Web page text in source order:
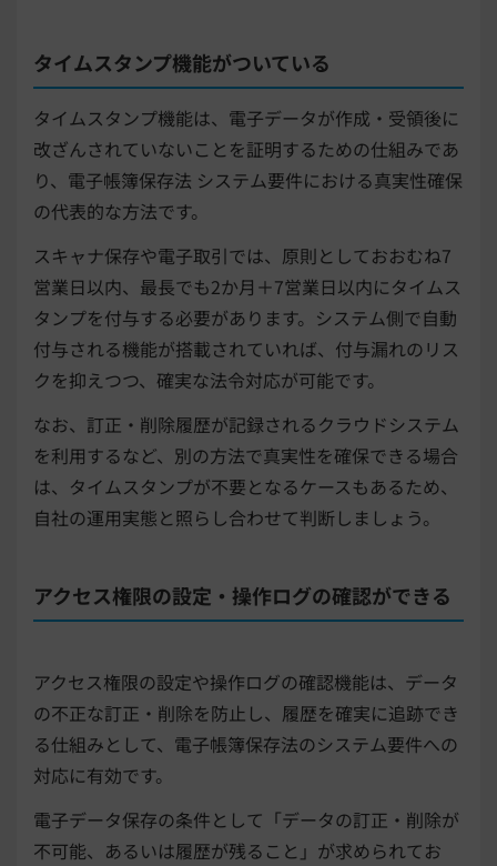
タイムスタンプ機能がついている
タイムスタンプ機能は、電子データが作成・受領後に
改ざんされていないことを証明するための仕組みであ
り、電子帳簿保存法 システム要件における真実性確保
の代表的な方法です。
スキャナ保存や電子取引では、原則としておおむね7
営業日以内、最長でも2か月＋7営業日以内にタイムス
タンプを付与する必要があります。システム側で自動
付与される機能が搭載されていれば、付与漏れのリス
クを抑えつつ、確実な法令対応が可能です。
なお、訂正・削除履歴が記録されるクラウドシステム
を利用するなど、別の方法で真実性を確保できる場合
は、タイムスタンプが不要となるケースもあるため、
自社の運用実態と照らし合わせて判断しましょう。
アクセス権限の設定・操作ログの確認ができる
アクセス権限の設定や操作ログの確認機能は、データ
の不正な訂正・削除を防止し、履歴を確実に追跡でき
る仕組みとして、電子帳簿保存法のシステム要件への
対応に有効です。
電子データ保存の条件として「データの訂正・削除が
不可能、あるいは履歴が残ること」が求められてお